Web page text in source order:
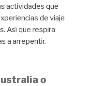
actividades que
de viaje
Así que respira
a arrepentir.
o